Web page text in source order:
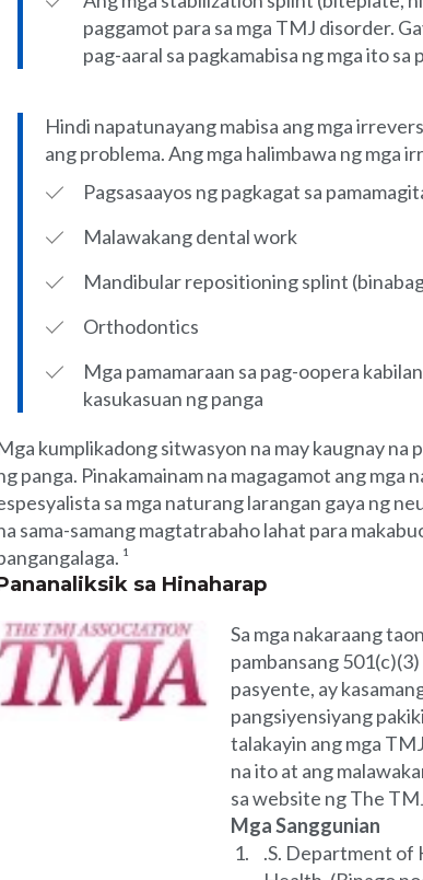
paggamot para sa mga TMJ disorder.
pag-aaral sa pagkamabisa ng mga ito
Hindi napatunayang mabisa ang mga
ang problema. Ang mga halimbawa ng mga
Pagsasaayos ng pagkagat sa
Malawakang dental work
Mandibular repositioning splint
Orthodontics
Mga pamamaraan sa pag-oopera
kasukasuan ng panga
kumplikadong sitwasyon na may kaugnay
panga. Pinakamainam na magagamot ang
sa mga naturang larangan gaya ng
sama-samang magtatrabaho lahat para
¹
sa Hinaharap
Sa mga nakaraang
pambansang
pasyente, ay
pangsiyensiyang
talakayin ang mga
na ito at ang
sa website ng The
Mga Sanggunian
.S. Department of